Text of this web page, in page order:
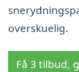
overskuelig.
Få 3 tilbud,